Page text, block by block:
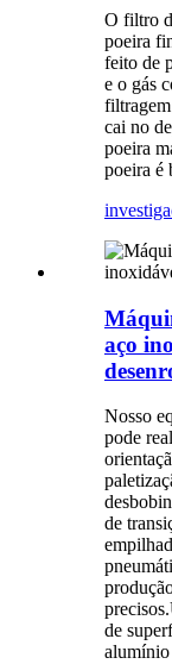
O filtro
poeira
feito de
e o gás
cai no
poeira
poeira é
aço
Nosso
pode
de
de